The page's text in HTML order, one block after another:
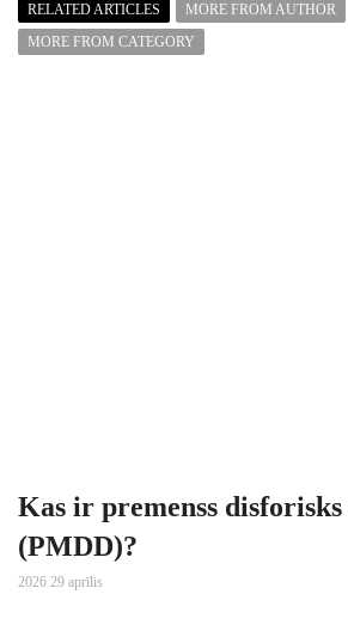
RELATED ARTICLES
MORE FROM AUTHOR
MORE FROM CATEGORY
Kas ir premenss
(PMDD)?
2026 29 aprīlis